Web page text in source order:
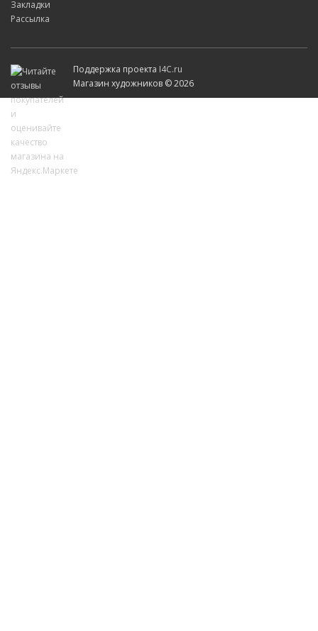
Закладки
Рассылка
Поддержка проекта I4C.ru
Магазин художников © 2026